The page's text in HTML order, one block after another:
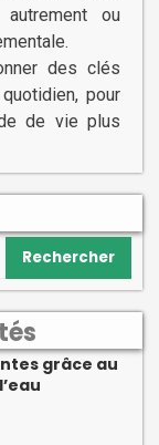
ou
des clés
pour
de vie plus
Rechercher
grâce au